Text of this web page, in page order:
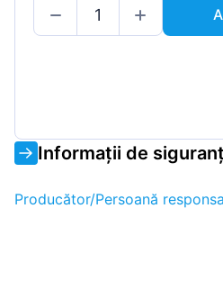
Informații de
Producător/Persoană